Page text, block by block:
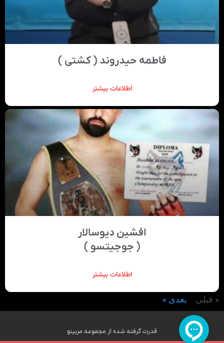
فاطمه حیدروند ( کشتی )
اطلاعات بیشتر
افشین دیوسالار
( جوجیتسو )
اطلاعات بیشتر
« قبلی بعدی »
قدرت گرفته شده از مجموعه مربینو